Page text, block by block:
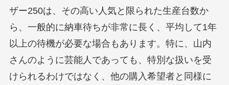
ザー250は、その高い人気と限られた生産台数か
ら、一般的に納車待ちが非常に長く、平均して1年
以上の待機が必要な場合もあります。特に、山内
さんのように芸能人であっても、特別な扱いを受
けられるわけではなく、他の購入希望者と同様に